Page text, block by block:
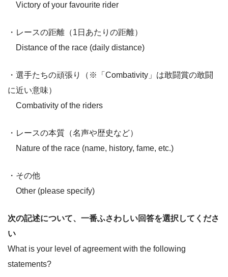
Victory of your favourite rider
・レースの距離（1日あたりの距離）
Distance of the race (daily distance)
・選手たちの頑張り（※「Combativity」は敢闘賞の敢闘
に近い意味）
Combativity of the riders
・レースの本質（名声や歴史など）
Nature of the race (name, history, fame, etc.)
・その他
Other (please specify)
次の記述について、一番ふさわしい回答を選択してくださ
い
What is your level of agreement with the following
statements?